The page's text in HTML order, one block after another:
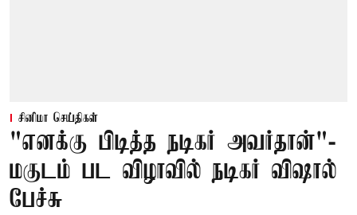
சினிமா செய்திகள்
"எனக்கு பிடித்த நடிகர் அவர்தான்"-
மகுடம் பட விழாவில் நடிகர் விஷால்
பேச்சு